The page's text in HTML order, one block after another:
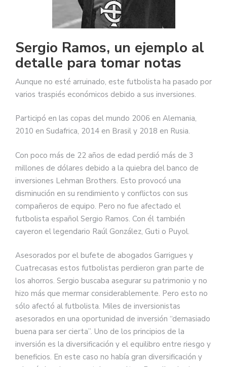
Sergio Ramos, un ejemplo al
detalle para tomar notas
Aunque no esté arruinado, este futbolista ha pasado por
varios traspiés económicos debido a sus inversiones.
Participó en las copas del mundo 2006 en Alemania,
2010 en Sudafrica, 2014 en Brasil y 2018 en Rusia.
Con poco más de 22 años de edad perdió más de 3
millones de dólares debido a la quiebra del banco de
inversiones Lehman Brothers. Esto provocó una
disminución en su rendimiento y conflictos con sus
compañeros de equipo. Pero no fue afectado el
futbolista español Sergio Ramos. Con él también
cayeron el legendario Raúl González, Guti o Puyol.
Asesorados por el bufete de abogados Garrigues y
Cuatrecasas estos futbolistas perdieron gran parte de
los ahorros. Sergio buscaba asegurar su patrimonio y no
hizo más que mermar considerablemente. Pero esto no
sólo afectó al futbolista. Miles de inversionistas
asesorados en una oportunidad de inversión “demasiado
buena para ser cierta”. Uno de los principios de la
inversión es la diversificación y el equilibro entre riesgo y
beneficios. En este caso no había gran diversificación y